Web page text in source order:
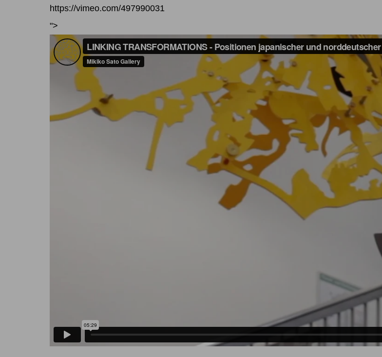
https://vimeo.com/497990031
">